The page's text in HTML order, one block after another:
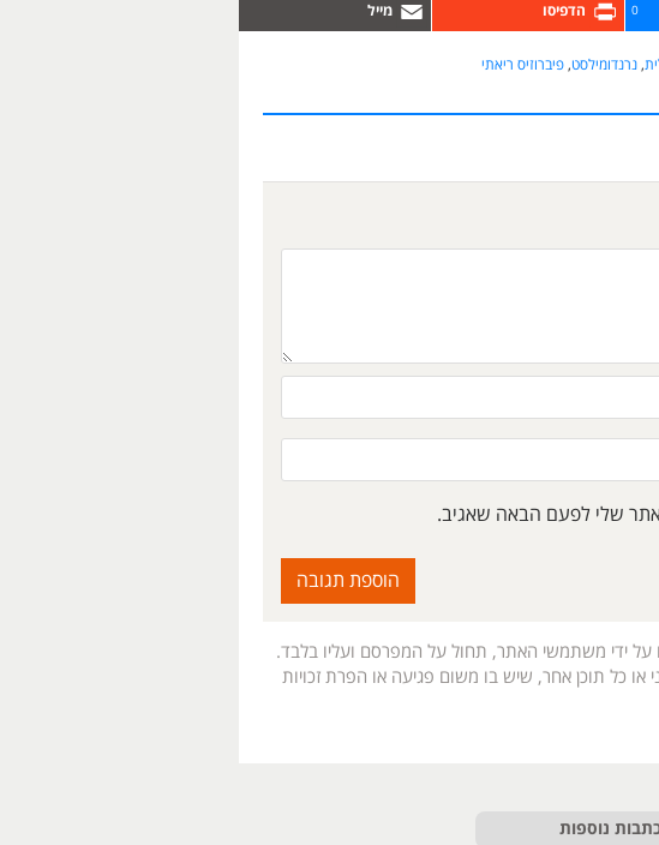
0
,נרנדומילסט,פיברוזיס ריאתי
שלי לפעם הבאה שאגיב.
על ידי משתמשי האתר, תחול על המפרסם ועליו בלבד.
או כל תוכן אחר, שיש בו משום פגיעה או הפרת זכויות
נוספות